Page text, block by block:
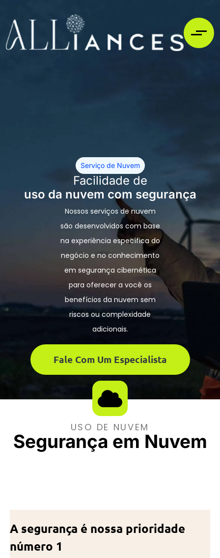
Serviço de Nuvem
Facilidade de
uso da nuvem com segurança
Nossos serviços de nuvem
são desenvolvidos com base
na experiência específica do
negócio e no conhecimento
em segurança cibernética
para oferecer a você os
benefícios da nuvem sem
riscos ou complexidade
adicionais.
Fale Com Um Especialista
USO DE NUVEM
Segurança em Nuvem
A segurança é nossa prioridade
número 1